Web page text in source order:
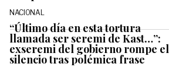
NACIONAL
“Último día en esta tortura
llamada ser seremi de Kast…”:
exseremi del gobierno rompe el
silencio tras polémica frase